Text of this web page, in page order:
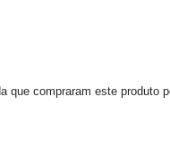
que compraram este produto